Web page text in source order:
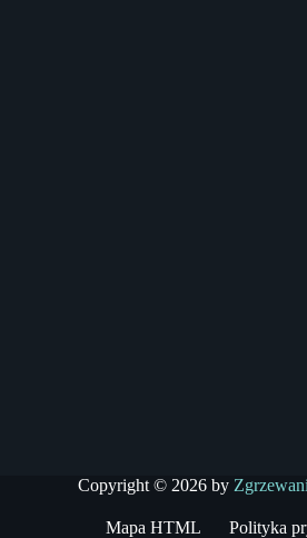
Copyright © 2026 by
Mapa HTML Polityka